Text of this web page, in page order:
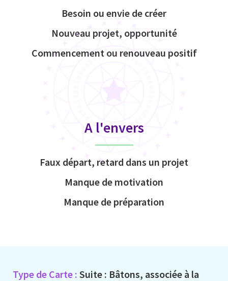
Besoin ou envie de créer
Nouveau projet, opportunité
Commencement ou renouveau positif
A l'envers
Faux départ, retard dans un projet
Manque de motivation
Manque de préparation
Type de Carte : Suite : Bâtons, associée à la